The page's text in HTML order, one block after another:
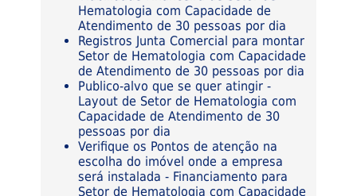
Hematologia com Capacidade de
Atendimento de 30 pessoas por dia
Registros Junta Comercial para montar
Setor de Hematologia com Capacidade
de Atendimento de 30 pessoas por dia
Publico-alvo que se quer atingir -
Layout de Setor de Hematologia com
Capacidade de Atendimento de 30
pessoas por dia
Verifique os Pontos de atenção na
escolha do imóvel onde a empresa
será instalada - Financiamento para
Setor de Hematologia com Capacidade